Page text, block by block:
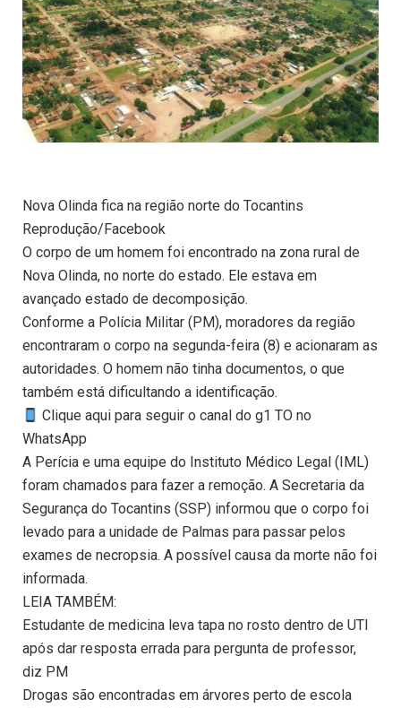
Nova Olinda fica na região norte do Tocantins
Reprodução/Facebook
O corpo de um homem foi encontrado na zona rural de
Nova Olinda, no norte do estado. Ele estava em
avançado estado de decomposição.
Conforme a Polícia Militar (PM), moradores da região
encontraram o corpo na segunda-feira (8) e acionaram as
autoridades. O homem não tinha documentos, o que
também está dificultando a identificação.
Clique aqui para seguir o canal do g1 TO no
WhatsApp
A Perícia e uma equipe do Instituto Médico Legal (IML)
foram chamados para fazer a remoção. A Secretaria da
Segurança do Tocantins (SSP) informou que o corpo foi
levado para a unidade de Palmas para passar pelos
exames de necropsia. A possível causa da morte não foi
informada.
LEIA TAMBÉM:
Estudante de medicina leva tapa no rosto dentro de UTI
após dar resposta errada para pergunta de professor,
diz PM
Drogas são encontradas em árvores perto de escola